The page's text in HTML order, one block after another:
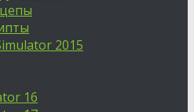
2015
16